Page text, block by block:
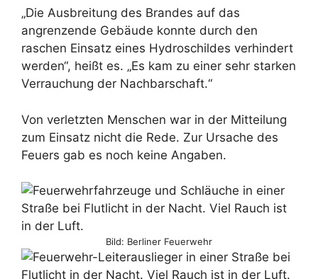
„Die Ausbreitung des Brandes auf das
angrenzende Gebäude konnte durch den
raschen Einsatz eines Hydroschildes verhindert
werden“, heißt es. „Es kam zu einer sehr starken
Verrauchung der Nachbarschaft.“
Von verletzten Menschen war in der Mitteilung
zum Einsatz nicht die Rede. Zur Ursache des
Feuers gab es noch keine Angaben.
Bild: Berliner Feuerwehr